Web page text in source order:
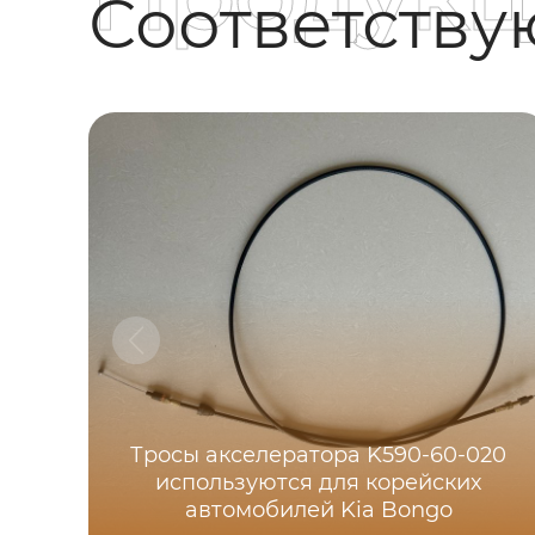
Тросы акселератора K590-60-020
используются для корейских
автомобилей Kia Bongo